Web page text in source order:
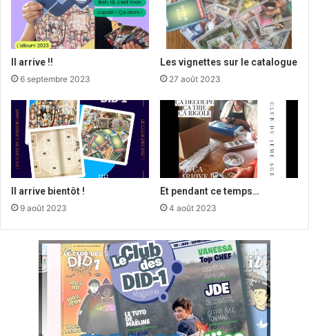
Il arrive !!
6 septembre 2023
Les vignettes sur le catalogue
27 août 2023
Il arrive bientôt !
9 août 2023
Et pendant ce temps…
4 août 2023